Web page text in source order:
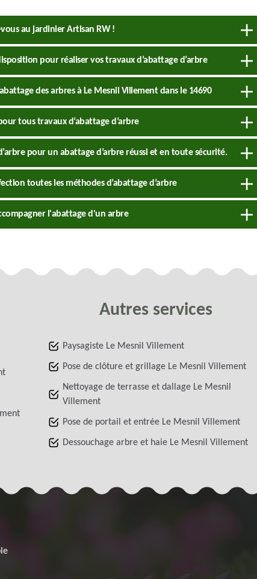
au jardinier Artisan RW !
pour réaliser vos travaux d’abattage d’arbre
des arbres à Le Mesnil Villement dans le 14690
tous travaux d’abattage d’arbre
pour un abattage d’arbre réussi et en toute sécurité.
toutes les méthodes d’abattage d’arbre
l'abattage d'un arbre
Autres services
Paysagiste Le Mesnil Villement
Pose de clôture et grillage Le Mesnil Villement
Nettoyage de terrasse et dallage Le Mesnil
Villement
Pose de portail et entrée Le Mesnil Villement
Dessouchage arbre et haie Le Mesnil Villement